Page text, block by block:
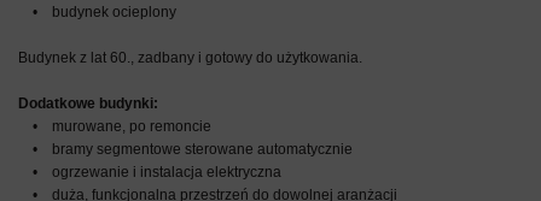
• budynek ocieplony
Budynek z lat 60., zadbany i gotowy do użytkowania.
Dodatkowe budynki:
• murowane, po remoncie
• bramy segmentowe sterowane automatycznie
• ogrzewanie i instalacja elektryczna
• duża, funkcjonalna przestrzeń do dowolnej aranżacji